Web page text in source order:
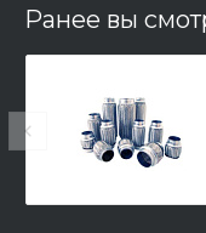
Ранее вы